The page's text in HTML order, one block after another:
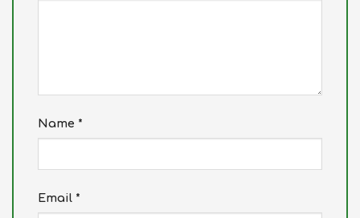
Name *
Email *